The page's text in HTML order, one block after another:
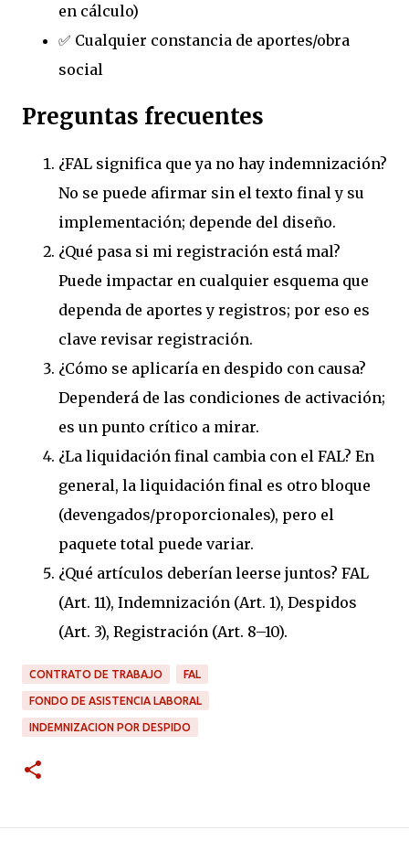
en cálculo)
✅ Cualquier constancia de aportes/obra
social
Preguntas frecuentes
¿FAL significa que ya no hay indemnización?
No se puede afirmar sin el texto final y su
implementación; depende del diseño.
¿Qué pasa si mi registración está mal?
Puede impactar en cualquier esquema que
dependa de aportes y registros; por eso es
clave revisar registración.
¿Cómo se aplicaría en despido con causa?
Dependerá de las condiciones de activación;
es un punto crítico a mirar.
¿La liquidación final cambia con el FAL? En
general, la liquidación final es otro bloque
(devengados/proporcionales), pero el
paquete total puede variar.
¿Qué artículos deberían leerse juntos? FAL
(Art. 11), Indemnización (Art. 1), Despidos
(Art. 3), Registración (Art. 8–10).
CONTRATO DE TRABAJO FAL
FONDO DE ASISTENCIA LABORAL
INDEMNIZACION POR DESPIDO